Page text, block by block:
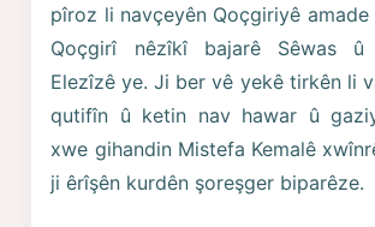
pîroz li navçeyên Qoçgiriyê
Qoçgirî nêzîkî bajarê Sêwas û
Elezîzê ye. Ji ber vê yekê tirkên li
qutifîn û ketin nav hawar û
xwe gihandin Mistefa Kemalê
ji êrîşên kurdên şoreşger biparêze.